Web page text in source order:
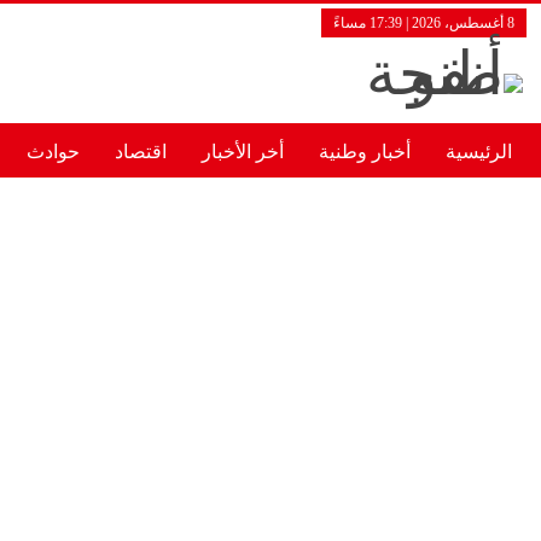
8 أغسطس، 2026 | 17:39 مساءً
الرئيسية أخبار وطنية أخر الأخبار اقتصاد حوادث